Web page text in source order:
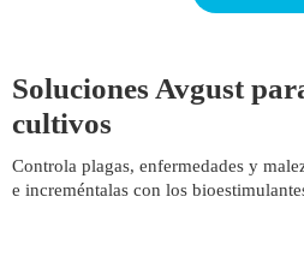
Soluciones Avgust
cultivos
Controla plagas, enfermedades y
e increméntalas con los